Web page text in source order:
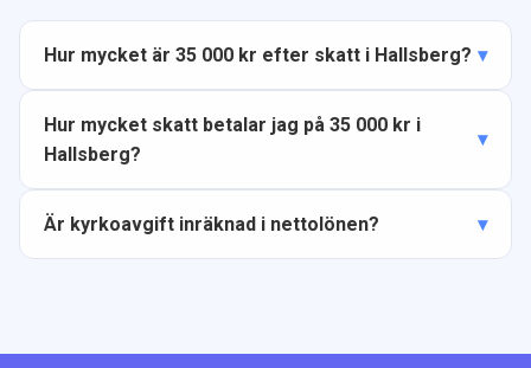
Hur mycket är 35 000 kr efter skatt i Hallsberg?
Hur mycket skatt betalar jag på 35 000 kr i
Hallsberg?
Är kyrkoavgift inräknad i nettolönen?